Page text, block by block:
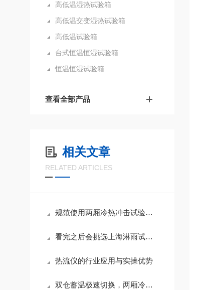
高低温湿热试验箱
高低温交变湿热试验箱
高低温试验箱
台式恒温恒湿试验箱
恒温恒湿试验箱
查看全部产品
相关文章
RELATED ARTICLES
规范使用两厢冷热冲击试验箱的核心要点
看完之后会挑选上海淋雨试验箱了吗？
热流仪的行业应用与实操优势
双仓蓄温极速切换，两厢冷热冲击试验箱复刻极端温变应力